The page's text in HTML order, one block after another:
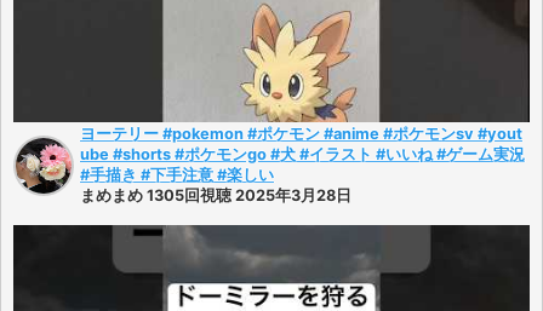
ヨーテリー #pokemon #ポケモン #anime #ポケモンsv #yout
ube #shorts #ポケモンgo #犬 #イラスト #いいね #ゲーム実況
#手描き #下手注意 #楽しい
まめまめ 1305回視聴 2025年3月28日